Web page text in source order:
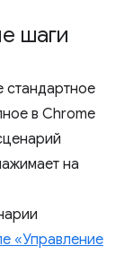
шаги
стандартное
в Chrome
на
«Управление